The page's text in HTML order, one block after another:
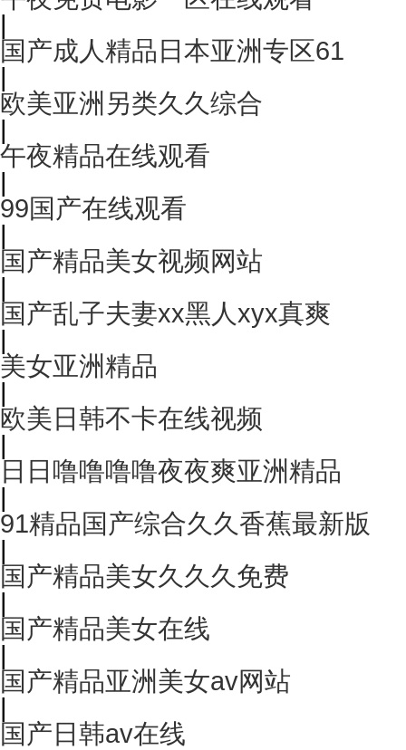
|
国产成人精品日本亚洲专区61
|
欧美亚洲另类久久综合
|
午夜精品在线观看
|
99国产在线观看
|
国产精品美女视频网站
|
国产乱子夫妻xx黑人xyx真爽
|
美女亚洲精品
|
欧美日韩不卡在线视频
|
日日噜噜噜噜夜夜爽亚洲精品
|
91精品国产综合久久香蕉最新版
|
国产精品美女久久久免费
|
国产精品美女在线
|
国产精品亚洲美女av网站
|
国产日韩av在线